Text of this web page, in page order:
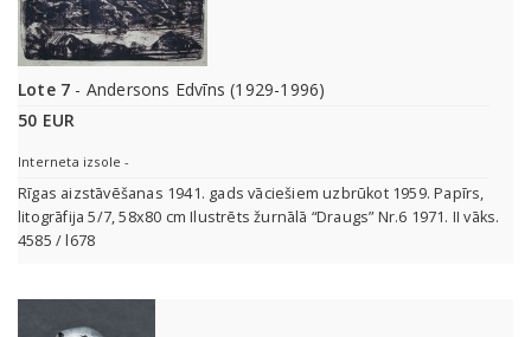
Lote 7 - Andersons Edvīns (1929-1996)
50 EUR
Interneta izsole -
Rīgas aizstāvēšanas 1941. gads vāciešiem uzbrūkot 1959. Papīrs,
litogrāfija 5/7, 58x80 cm Ilustrēts žurnālā “Draugs” Nr.6 1971. II vāks.
4585 / l678